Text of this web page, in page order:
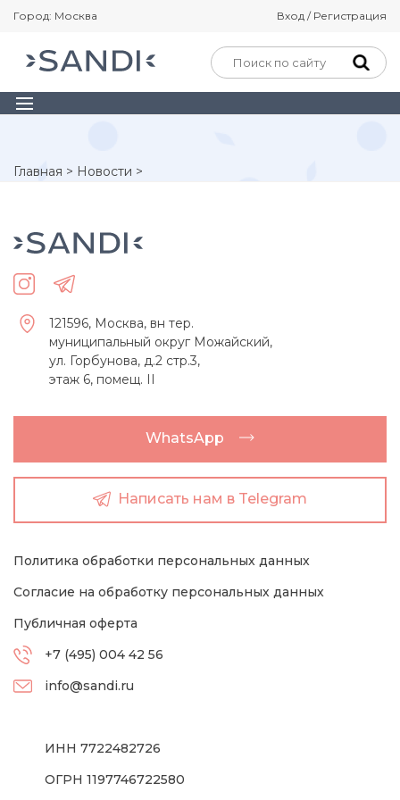
Город: Москва Вход / Регистрация
Главная > Новости >
121596, Москва, вн тер.
муниципальный округ Можайский,
ул. Горбунова, д.2 стр.3,
этаж 6, помещ. II
WhatsApp
Написать нам в Telegram
Политика обработки персональных данных
Согласие на обработку персональных данных
Публичная оферта
+7 (495) 004 42 56
info@sandi.ru
ИНН 7722482726
ОГРН 1197746722580